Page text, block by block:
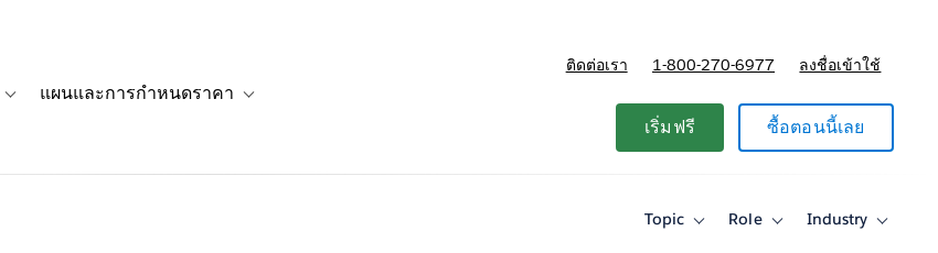
งลูกค้า
for โซลูชัน
แผนและการกำหนดราคา
ติดต่อเรา 1-800-270-6977 ลงชื่อเข้าใช้
เริ่มฟรี ซื้อตอนนี้เลย
Topic
ToggleRole
ToggleIndustry
Toggle